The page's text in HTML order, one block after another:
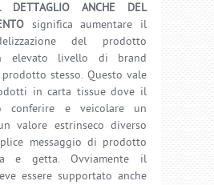
ANCHE DEL
significa aumentare il
del prodotto
elevato livello di brand
stesso. Questo vale
in carta tissue dove il
conferire e veicolare un
valore estrinseco diverso
messaggio di prodotto
e getta. Ovviamente il
essere supportato anche